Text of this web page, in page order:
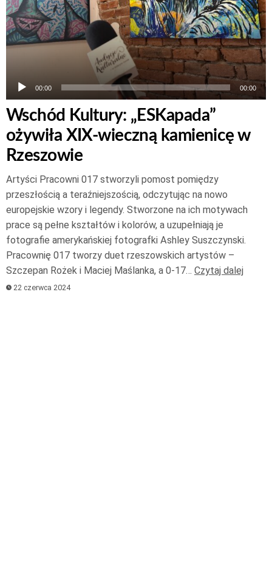
00:00 00:00
Wschód Kultury: „ESKapada”
ożywiła XIX-wieczną kamienicę w
Rzeszowie
Artyści Pracowni 017 stworzyli pomost pomiędzy
przeszłością a teraźniejszością, odczytując na nowo
europejskie wzory i legendy. Stworzone na ich motywach
prace są pełne kształtów i kolorów, a uzupełniają je
fotografie amerykańskiej fotografki Ashley Suszczynski.
Pracownię 017 tworzy duet rzeszowskich artystów –
Szczepan Rożek i Maciej Maślanka, a 0-17… Czytaj dalej
22 czerwca 2024